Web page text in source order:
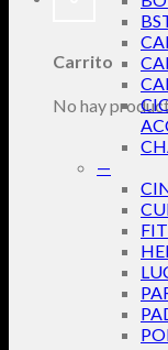
Carrito
No hay
—